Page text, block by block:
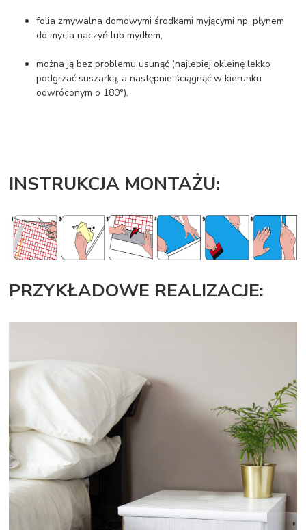
folia zmywalna domowymi środkami myjącymi np. płynem
do mycia naczyń lub mydłem,
można ją bez problemu usunąć (najlepiej okleinę lekko
podgrzać suszarką, a następnie ściągnąć w kierunku
odwróconym o 180°).
INSTRUKCJA MONTAŻU:
PRZYKŁADOWE REALIZACJE: